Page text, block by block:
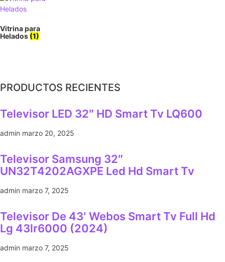
Vitrina para
Helados (1)
PRODUCTOS RECIENTES
Televisor LED 32″ HD Smart Tv LQ600
admin marzo 20, 2025
Televisor Samsung 32″
UN32T4202AGXPE Led Hd Smart Tv
admin marzo 7, 2025
Televisor De 43′ Webos Smart Tv Full Hd
Lg 43lr6000 (2024)
admin marzo 7, 2025